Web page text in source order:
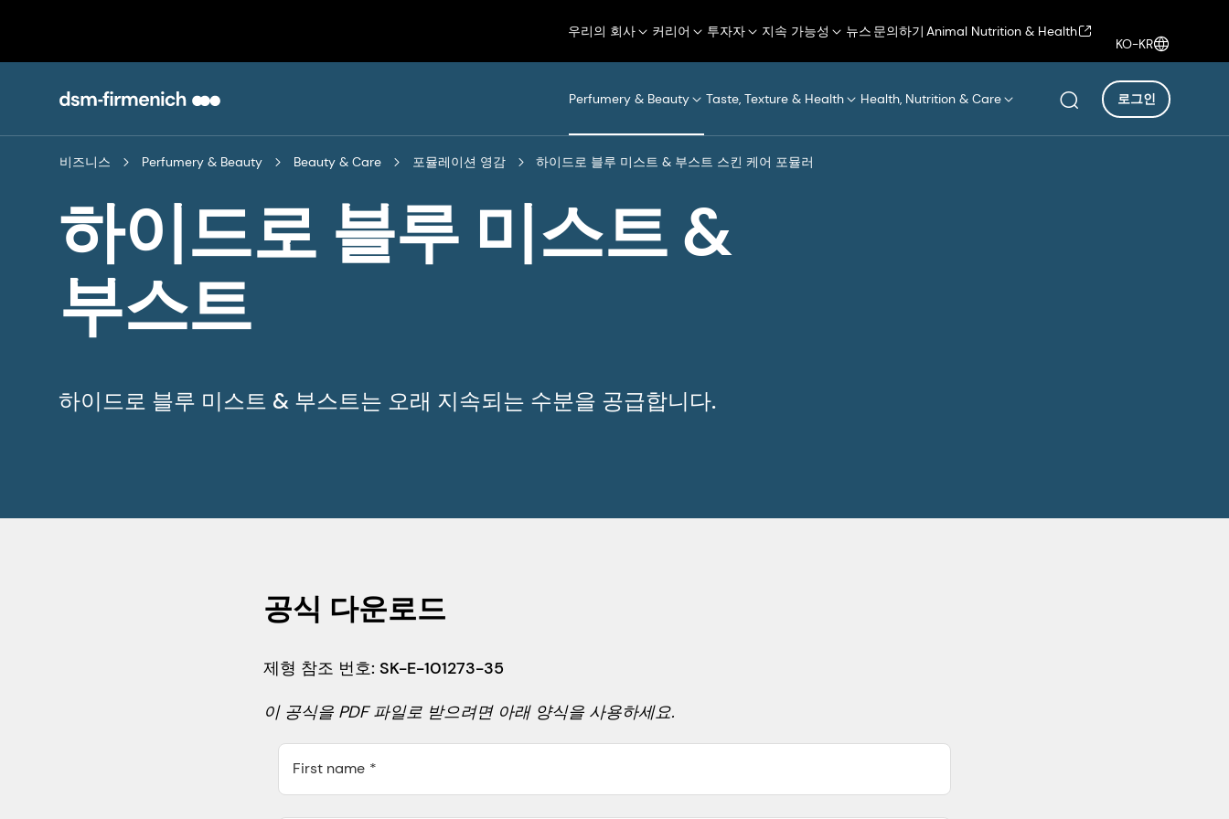
우리의 회사 커리어 투자자 지속 가능성 뉴스 문의하기 Animal Nutrition & Health
KO-KR
Perfumery & Beauty Taste, Texture & Health Health, Nutrition & Care 로그인
비즈니스 Perfumery & Beauty Beauty & Care 포뮬레이션 영감 하이드로 블루 미스트 & 부스트 스킨 케어 포뮬러
하이드로 블루 미스트 &
부스트
하이드로 블루 미스트 & 부스트는 오래 지속되는 수분을 공급합니다.
공식 다운로드
제형 참조 번호: SK-E-101273-35
이 공식을 PDF 파일로 받으려면 아래 양식을 사용하세요.
First name